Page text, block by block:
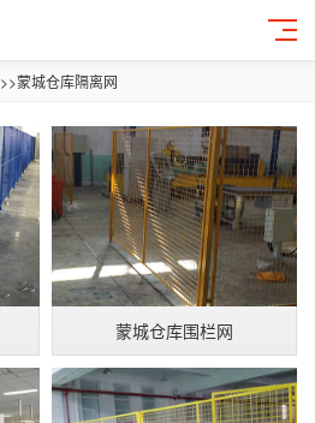
>>蒙城仓库隔离网
蒙城仓库围栏网